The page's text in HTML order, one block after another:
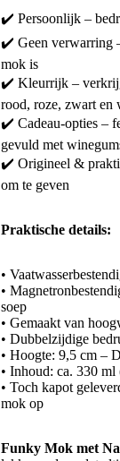
✔️ Persoonlijk –
✔️ Geen verwarring
mok is
✔️ Kleurrijk –
rood, roze, zwart en
✔️ Cadeau-opties –
gevuld met
✔️ Origineel &
om te geven
Praktische details:
•
•
soep
• Gemaakt van
• Dubbelzijdige
• Hoogte: 9,5 cm –
• Inhoud: ca. 330 ml
• Toch kapot
mok op
Funky Mok met